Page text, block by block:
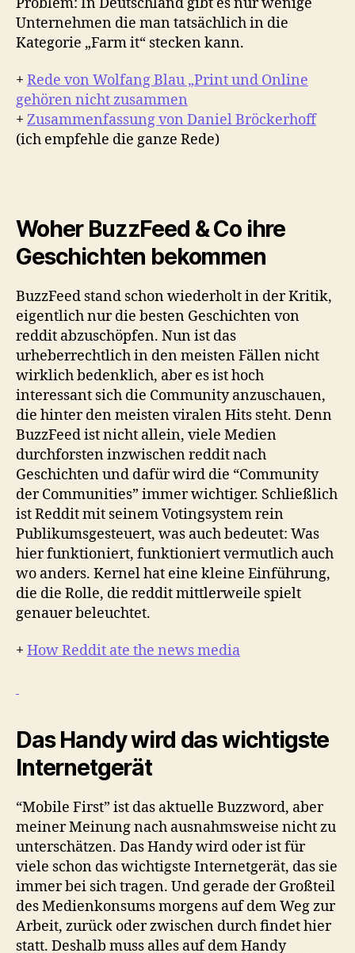
Unternehmen die man tatsächlich in die
Kategorie „Farm it“ stecken kann.
+ Rede von Wolfang Blau „Print und Online
gehören nicht zusammen
+ Zusammenfassung von Daniel Bröckerhoff
(ich empfehle die ganze Rede)
Woher BuzzFeed & Co ihre
Geschichten bekommen
BuzzFeed stand schon wiederholt in der Kritik,
eigentlich nur die besten Geschichten von
reddit abzuschöpfen. Nun ist das
urheberrechtlich in den meisten Fällen nicht
wirklich bedenklich, aber es ist hoch
interessant sich die Community anzuschauen,
die hinter den meisten viralen Hits steht. Denn
BuzzFeed ist nicht allein, viele Medien
durchforsten inzwischen reddit nach
Geschichten und dafür wird die “Community
der Communities” immer wichtiger. Schließlich
ist Reddit mit seinem Votingsystem rein
Publikumsgesteuert, was auch bedeutet: Was
hier funktioniert, funktioniert vermutlich auch
wo anders. Kernel hat eine kleine Einführung,
die die Rolle, die reddit mittlerweile spielt
genauer beleuchtet.
+ How Reddit ate the news media
Das Handy wird das wichtigste
Internetgerät
“Mobile First” ist das aktuelle Buzzword, aber
meiner Meinung nach ausnahmsweise nicht zu
unterschätzen. Das Handy wird oder ist für
viele schon das wichtigste Internetgerät, das sie
immer bei sich tragen. Und gerade der Großteil
des Medienkonsums morgens auf dem Weg zur
Arbeit, zurück oder zwischen durch findet hier
statt. Deshalb muss alles auf dem Handy